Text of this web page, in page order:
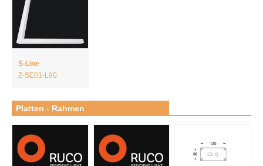
S-Line
Z-SE01-L90
Platten - Rahmen